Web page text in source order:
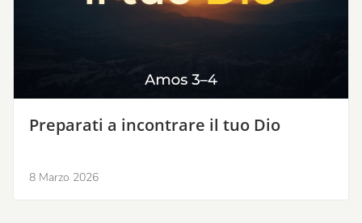
Preparati a incontrare il tuo Dio
8 Marzo 2026